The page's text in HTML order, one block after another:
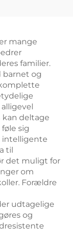
mange
familier.
barnet og
deltage
sig
intelligente
til
det muligt for
om
Forældre
udtagelige
og